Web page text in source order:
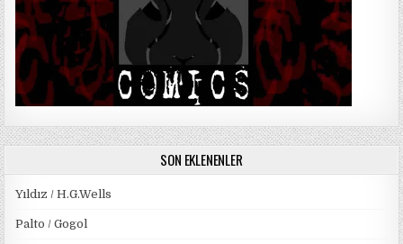
SON EKLENENLER
Yıldız / H.G.Wells
Palto / Gogol